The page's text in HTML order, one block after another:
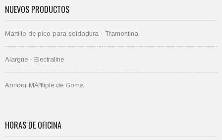
NUEVOS PRODUCTOS
Martillo de pico para soldadura - Tramontina
Alargue - Electraline
Abridor MÃºltiple de Goma
HORAS DE OFICINA